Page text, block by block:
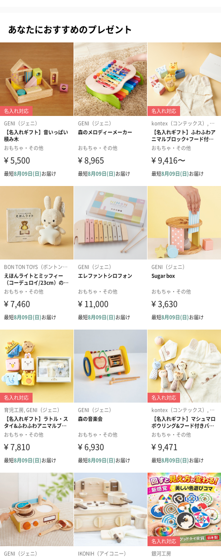
●メロディユニット
●背当て
【アガツマ】
すべては、子どもたちの健やかな成長を願い「ハート」と
「パッション」で！
世界中の子どもたちに親しまれているキャラクター「ピノキオ」
は、童話「ピノキオの冒険」の主人公です。
物語の中では、ゼペットじいさんが愛情をこめてピノキオを作
り、ピノキオはやがて人形から人間になります。
【アガツマ】ではそのゼペットじいさんの気持ちのように、愛情
を注ぎ真心を込めることで人々に愛される商品を提供してゆくこ
とを目指し、そのブランド名を【ピノチオ 】としました。
子どもたちが心身ともに健やかに育つ過程で、「玩具」は必要不
可欠な子どもの「文化財」です。
どんなに時代が変わろうとも『子どもの頃あんな玩具で遊んだな
ぁ』『いい玩具って素晴らしいな』と想ってもらえるような、そ
んな商品を創り続けようと、【アガツマ】は考えます。
「アンパンマン」「サンリオ」などの優良キャラクターを中心と
した基礎玩具や乗用遊具・乳幼児向け玩具・オリジナルファミリ
ートイ等の商品企画・製造・販売を通して、
子どもたちに夢を与え、創造力を育て、かつ親とのコミュニケー
ションツールとしての使命を果たすことができるようアガツマグ
ループの総力を結集し、豊かな生活価値をお届けできるよう努力
してまいります。
お子様用にはもちろん、贈り物にもぴったり
定番人気の”アンパンマンカーメロディ付き”でシンプルな足けり
乗用を楽しみませんか。
押し手を使えば押し車として遊べるのものも魅力です。
あなたにおすすめのプレゼント